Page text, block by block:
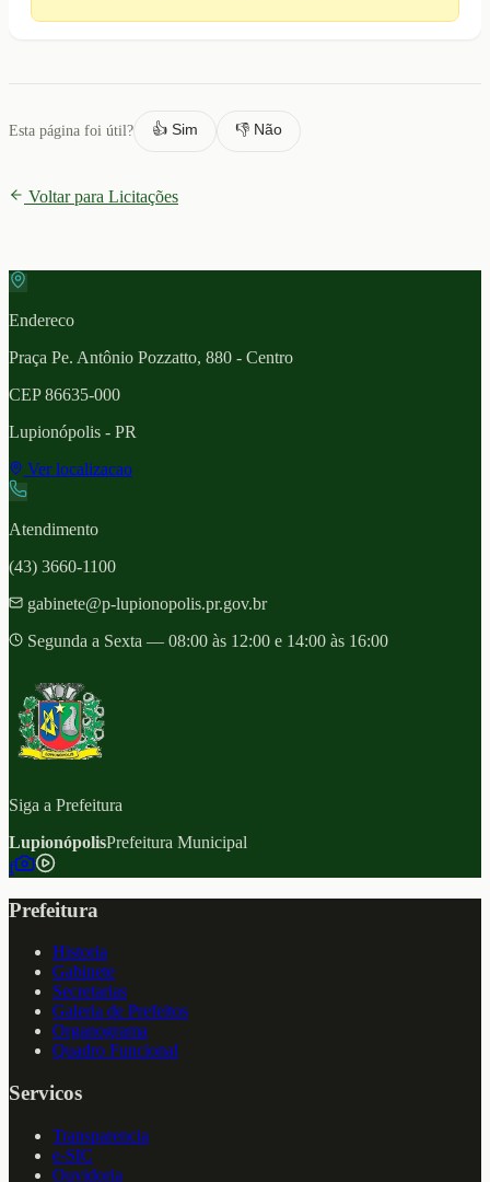
Esta página foi útil? 👍 Sim 👎 Não
Voltar para Licitações
Endereco
Praça Pe. Antônio Pozzatto, 880 - Centro
CEP86635-000
Lupionópolis - PR
Ver localizacao
Atendimento
(43) 3660-1100
gabinete@p-lupionopolis.pr.gov.br
Segunda a Sexta — 08:00 às 12:00 e 14:00 às 16:00
Siga a Prefeitura
LupionópolisPrefeitura Municipal
f
Prefeitura
Historia
Gabinete
Secretarias
Galeria de Prefeitos
Organograma
Quadro Funcional
Servicos
Transparencia
e-SIC
Ouvidoria